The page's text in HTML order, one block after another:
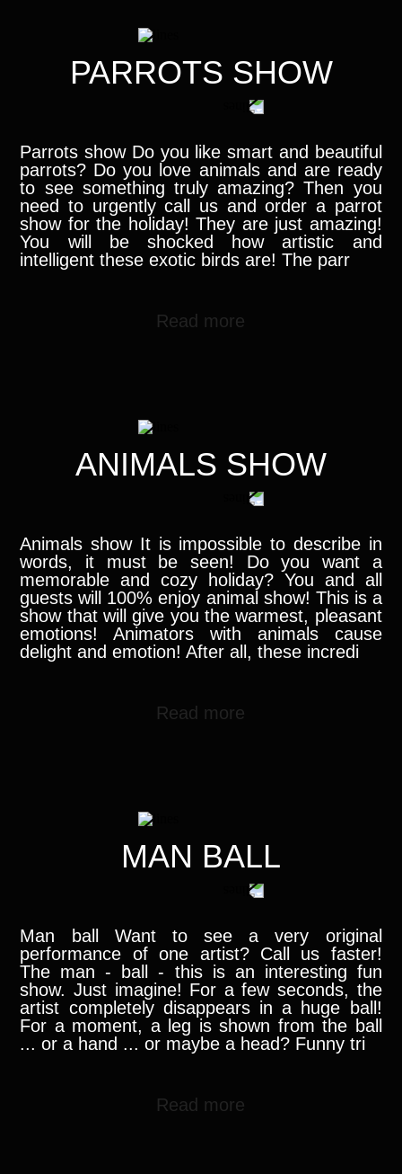
PARROTS SHOW
Parrots show Do you like smart and beautiful
parrots? Do you love animals and are ready
to see something truly amazing? Then you
need to urgently call us and order a parrot
show for the holiday! They are just amazing!
You will be shocked how artistic and
intelligent these exotic birds are! The parr
Read more
ANIMALS SHOW
Animals show It is impossible to describe in
words, it must be seen! Do you want a
memorable and cozy holiday? You and all
guests will 100% enjoy animal show! This is a
show that will give you the warmest, pleasant
emotions! Animators with animals cause
delight and emotion! After all, these incredi
Read more
MAN BALL
Man ball Want to see a very original
performance of one artist? Call us faster!
The man - ball - this is an interesting fun
show. Just imagine! For a few seconds, the
artist completely disappears in a huge ball!
For a moment, a leg is shown from the ball
... or a hand ... or maybe a head? Funny tri
Read more